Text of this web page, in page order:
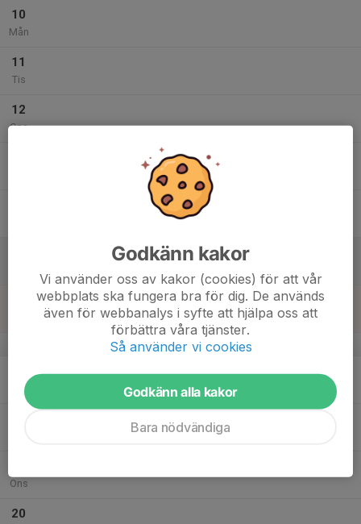
10
Mån
11
Tis
12
Ons
v.34
Mån
Ons
20
Godkänn kakor
Vi använder oss av kakor (cookies) för att vår
webbplats ska fungera bra för dig. De används
även för webbanalys i syfte att hjälpa oss att
förbättra våra tjänster.
Så använder vi cookies
Godkänn alla kakor
Bara nödvändiga